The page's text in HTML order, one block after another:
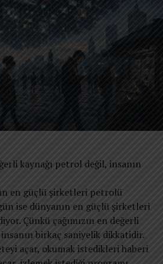
oluşan bir aldatma
isimlerle anlatıyor. Mesela
Yani “ben aslında iyi bir insanım
çelişkisini çözmek için
Aslında iyilikti o.”
bahane repertuvarı daha
göre kötülük, iyiliğin
yola sapınca aslında iyiye
“Amaç kutsalsa, araçların
evrensel bahane!
Ona göre yalan söyleyip “ama
an, evrenin ahlak
göre güncellemiş oluyorsunuz.
ünlü kavramına: “Kötülüğün
aslında şeytani bir planla
kaynağı petrol değil, insanın
en güçlü şirketleri petrolü
ise dünyanın en güçlü şirketleri
Çünkü çağımızın en değerli
birkaç saniyelik dikkatidir.
açar, okumak istedikleri haberi